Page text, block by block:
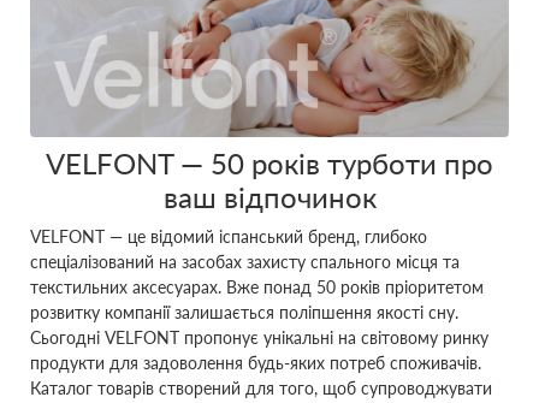
VELFONT ― 50 років турботи про
ваш відпочинок
VELFONT ― це відомий іспанський бренд, глибоко
спеціалізований на засобах захисту спального місця та
текстильних аксесуарах. Вже понад 50 років пріоритетом
розвитку компанії залишається поліпшення якості сну.
Сьогодні VELFONT пропонує унікальні на світовому ринку
продукти для задоволення будь-яких потреб споживачів.
Каталог товарів створений для того, щоб супроводжувати